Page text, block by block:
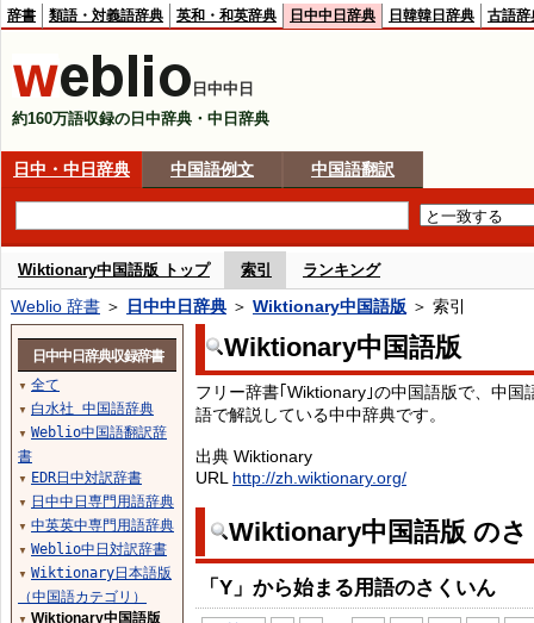
辞書 類語・対義語辞典 英和・和英辞典 日中中日辞典 日韓韓日辞典 古語辞
日中中日
約160万語収録の日中辞典・中日辞典
日中・中日辞典 中国語例文 中国語翻訳
Wiktionary中国語版 トップ 索引 ランキング
Weblio 辞書 ＞ 日中中日辞典 ＞ Wiktionary中国語版 ＞ 索引
Wiktionary中国語版
フリー辞書｢Wiktionary｣の中国語版で、中
語で解説している中中辞典です。
出典 Wiktionary
URL http://zh.wiktionary.org/
Wiktionary中国語版 の
「Y」から始まる用語のさくいん
日中中日辞典収録辞書
▼ 全て
▼ 白水社 中国語辞典
▼ Weblio中国語翻訳辞
書
▼ EDR日中対訳辞書
▼ 日中中日専門用語辞典
▼ 中英英中専門用語辞典
▼ Weblio中日対訳辞書
▼ Wiktionary日本語版
（中国語カテゴリ）
▼ Wiktionary中国語版